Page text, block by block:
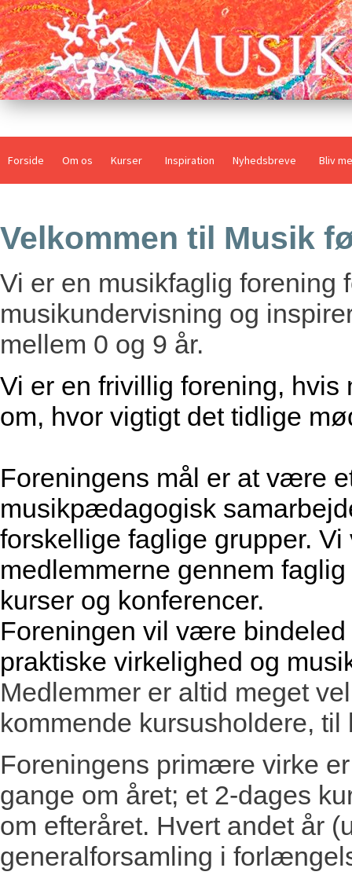
Forside Om os Kurser Inspiration Nyhedsbreve Bliv
Velkommen til Musik
Vi er en musikfaglig forening
musikundervisning og
mellem 0 og 9 år.
Vi er en frivillig forening, hvis
om, hvor vigtigt det tidlige
Foreningens mål er at være
musikpædagogisk
forskellige faglige grupper.
medlemmerne gennem
kurser og konferencer.
Foreningen vil være
praktiske virkelighed og
Medlemmer er altid meget
kommende kursusholdere, til
Foreningens primære virke
gange om året; et 2-dages
om efteråret. Hvert andet år
generalforsamling i